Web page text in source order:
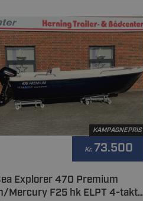
KAMPAGNEPRIS
Kr. 73.500
Explorer 470 Premium
Mercury F25 hk ELPT 4-takt